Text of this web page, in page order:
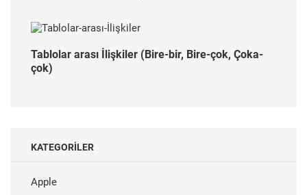
Tablolar arası İlişkiler (Bire-bir, Bire-çok, Çoka-
çok)
KATEGORILER
Apple